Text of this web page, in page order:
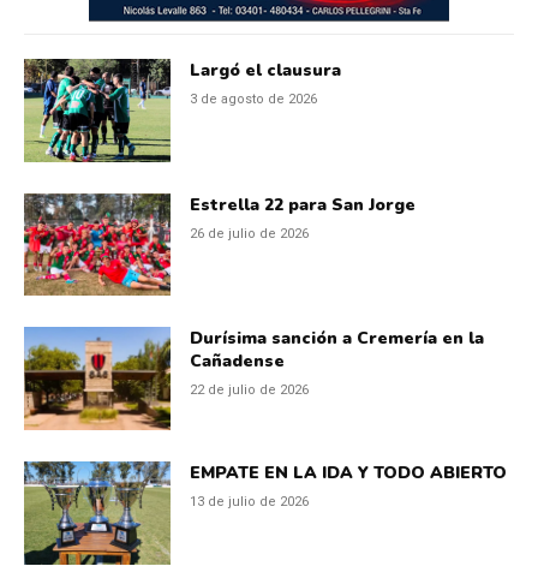
Largó el clausura
3 de agosto de 2026
Estrella 22 para San Jorge
26 de julio de 2026
Durísima sanción a Cremería en la
Cañadense
22 de julio de 2026
EMPATE EN LA IDA Y TODO ABIERTO
13 de julio de 2026